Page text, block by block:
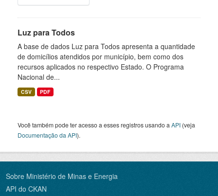
Luz para Todos
A base de dados Luz para Todos apresenta a quantidade
de domicílios atendidos por município, bem como dos
recursos aplicados no respectivo Estado. O Programa
Nacional de...
CSV PDF
Você também pode ter acesso a esses registros usando a API (veja
Documentação da API).
Sobre Ministério de Minas e Energia
API do CKAN